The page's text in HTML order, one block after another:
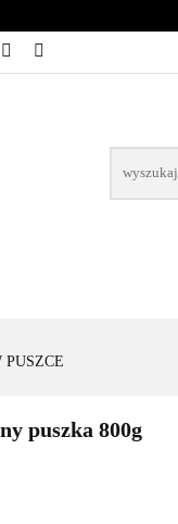
PUSZCE
puszka 800g